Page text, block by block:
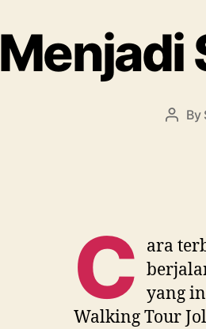
Menjadi
Post
By
C ara
yang
Walking Tour